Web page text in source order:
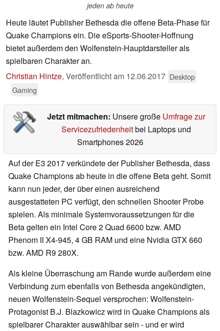
jeden ab heute
Heute läutet Publisher Bethesda die offene Beta-Phase für
Quake Champions ein. Die eSports-Shooter-Hoffnung
bietet außerdem den Wolfenstein-Hauptdarsteller als
spielbaren Charakter an.
Christian Hintze, Veröffentlicht am 12.06.2017 Desktop
Gaming
Jetzt mitmachen: Unsere große Umfrage zur
Servicezufriedenheitbei Laptops und
Smartphones 2026
Auf der E3 2017 verkündete der Publisher Bethesda, dass
Quake Champions ab heute in die offene Beta geht. Somit
kann nun jeder, der über einen ausreichend
ausgestatteten PC verfügt, den schnellen Shooter Probe
spielen. Als minimale Systemvoraussetzungen für die
Beta gelten ein Intel Core 2 Quad 6600 bzw. AMD
Phenom II X4-945, 4 GB RAM und eine Nvidia GTX 660
bzw. AMD R9 280X.
Als kleine Überraschung am Rande wurde außerdem eine
Verbindung zum ebenfalls von Bethesda angekündigten,
neuen Wolfenstein-Sequel versprochen: Wolfenstein-
Protagonist B.J. Blazkowicz wird in Quake Champions als
spielbarer Charakter auswählbar sein - und er wird